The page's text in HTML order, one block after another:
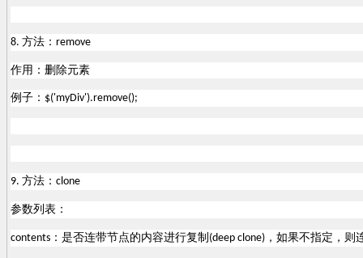
8. 方法： remove
作用：删除元素
例子： $('myDiv').remove();
9. 方法： clone
参数列表：
contents ：是否连带节点的内容进行复制 (deep clone) ，如果不指定，则